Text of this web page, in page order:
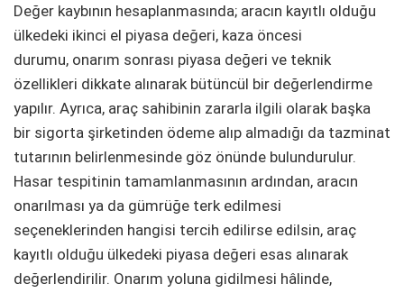
Değer kaybının hesaplanmasında; aracın kayıtlı olduğu
ülkedeki ikinci el piyasa değeri, kaza öncesi
durumu, onarım sonrası piyasa değeri ve teknik
özellikleri dikkate alınarak bütüncül bir değerlendirme
yapılır. Ayrıca, araç sahibinin zararla ilgili olarak başka
bir sigorta şirketinden ödeme alıp almadığı da tazminat
tutarının belirlenmesinde göz önünde bulundurulur.
Hasar tespitinin tamamlanmasının ardından, aracın
onarılması ya da gümrüğe terk edilmesi
seçeneklerinden hangisi tercih edilirse edilsin, araç
kayıtlı olduğu ülkedeki piyasa değeri esas alınarak
değerlendirilir. Onarım yoluna gidilmesi hâlinde,